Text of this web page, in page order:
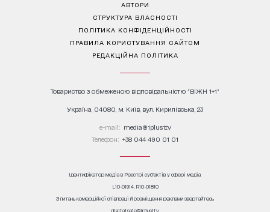
АВТОРИ
СТРУКТУРА ВЛАСНОСТІ
ПОЛІТИКА КОНФІДЕНЦІЙНОСТІ
ПРАВИЛА КОРИСТУВАННЯ САЙТОМ
РЕДАКЦІЙНА ПОЛІТИКА
Товариство з обмеженою відповідальністю "ВІЖН 1+1"
Україна, 04080, м. Київ, вул. Кирилівська, 23
е-mail: media@1plus1.tv
Телефон: +38 044 490 01 01
Ідентифікатор медіа в Реєстрі суб’єктів у сфері медіа:
L10-01914, R10-01810
З питань комерційної співпраці й розміщення реклами звертайтесь
digital.sale@1plus1.tv